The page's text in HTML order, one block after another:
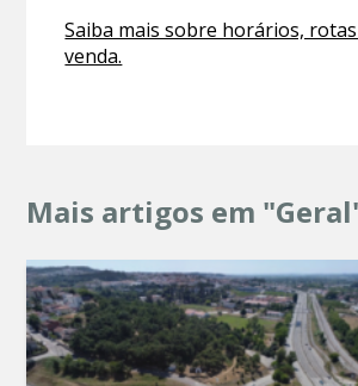
Saiba mais sobre horários,
venda.
Mais artigos em